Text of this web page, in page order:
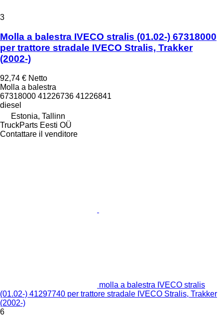
3
Molla a balestra IVECO stralis (01.02-) 67318000
per trattore stradale IVECO Stralis, Trakker
(2002-)
92,74 € Netto
Molla a balestra
67318000 41226736 41226841
diesel
Estonia, Tallinn
TruckParts Eesti OÜ
Contattare il venditore
molla a balestra IVECO stralis
(01.02-) 41297740 per trattore stradale IVECO Stralis, Trakker
(2002-)
6